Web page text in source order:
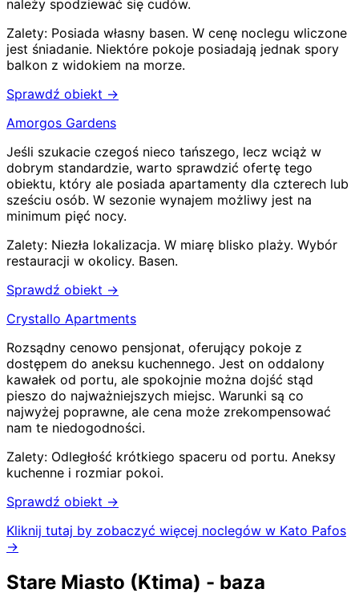
należy spodziewać się cudów.
Zalety: Posiada własny basen. W cenę noclegu wliczone
jest śniadanie. Niektóre pokoje posiadają jednak spory
balkon z widokiem na morze.
Sprawdź obiekt →
Amorgos Gardens
Jeśli szukacie czegoś nieco tańszego, lecz wciąż w
dobrym standardzie, warto sprawdzić ofertę tego
obiektu, który ale posiada apartamenty dla czterech lub
sześciu osób. W sezonie wynajem możliwy jest na
minimum pięć nocy.
Zalety: Niezła lokalizacja. W miarę blisko plaży. Wybór
restauracji w okolicy. Basen.
Sprawdź obiekt →
Crystallo Apartments
Rozsądny cenowo pensjonat, oferujący pokoje z
dostępem do aneksu kuchennego. Jest on oddalony
kawałek od portu, ale spokojnie można dojść stąd
pieszo do najważniejszych miejsc. Warunki są co
najwyżej poprawne, ale cena może zrekompensować
nam te niedogodności.
Zalety: Odległość krótkiego spaceru od portu. Aneksy
kuchenne i rozmiar pokoi.
Sprawdź obiekt →
Kliknij tutaj by zobaczyć więcej noclegów w Kato Pafos
→
Stare Miasto (Ktima) - baza